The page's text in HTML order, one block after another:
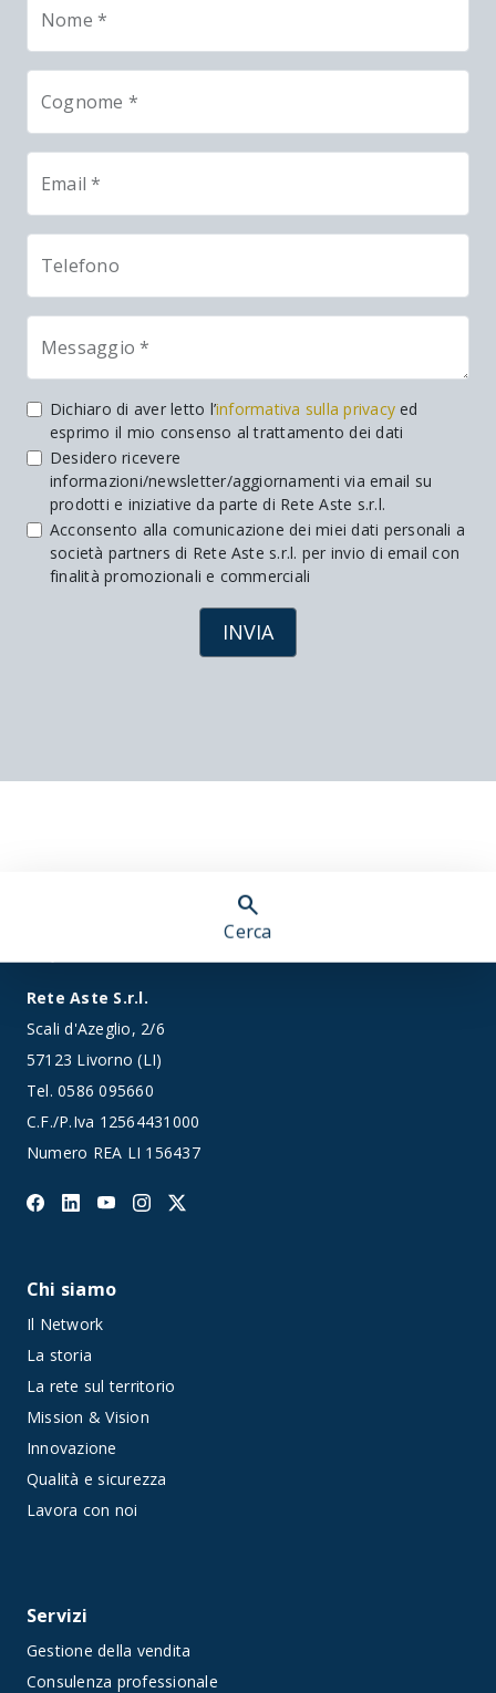
Nome *
Cognome *
Email *
Telefono
Messaggio *
Dichiaro di aver letto l’informativa sulla privacy ed
esprimo il mio consenso al trattamento dei dati
Desidero ricevere
informazioni/newsletter/aggiornamenti via email su
prodotti e iniziative da parte di Rete Aste s.r.l.
Acconsento alla comunicazione dei miei dati personali a
società partners di Rete Aste s.r.l. per invio di email con
finalità promozionali e commerciali
INVIA
search
Cerca
Rete Aste S.r.l.
Scali d'Azeglio, 2/6
57123 Livorno (LI)
Tel.0586 095660
C.F./P.Iva 12564431000
Numero REA LI 156437
Chi siamo
Il Network
La storia
La rete sul territorio
Mission & Vision
Innovazione
Qualità e sicurezza
Lavora con noi
Servizi
Gestione della vendita
Consulenza professionale